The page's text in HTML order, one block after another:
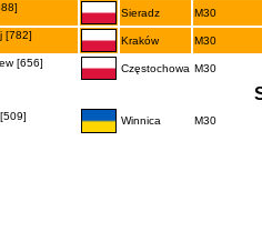
Sieradz M30
[782] Kraków M30
[656] Częstochowa M30
Winnica M30